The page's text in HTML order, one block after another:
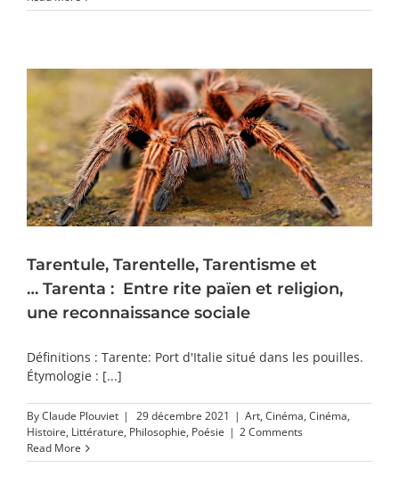
Tarentule, Tarentelle, Tarentisme et
… Tarenta : Entre rite païen et religion,
une reconnaissance sociale
Définitions : Tarente: Port d'Italie situé dans les pouilles.
Étymologie : [...]
ByClaude Plouviet | 29 décembre 2021 | Art, Cinéma, Cinéma,
Histoire, Littérature, Philosophie, Poésie | 2 Comments
Read More